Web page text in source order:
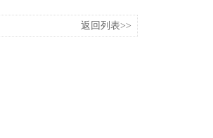
返回列表>>